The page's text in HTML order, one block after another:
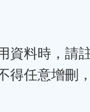
資料時，請
得任意增刪